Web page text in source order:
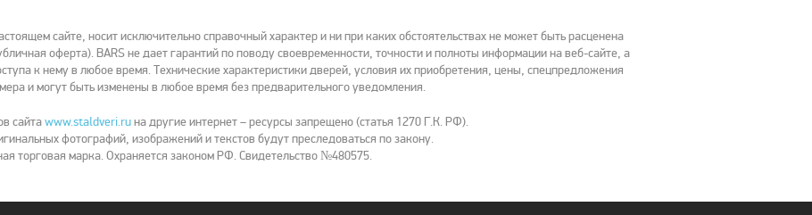
сайте, носит исключительно справочный характер и ни при каких обстоятельствах не может быть расценена
оферта). BARS не дает гарантий по поводу своевременности, точности и полноты информации на веб-сайте, а
к нему в любое время. Технические характеристики дверей, условия их приобретения, цены, спецпредложения
и могут быть изменены в любое время без предварительного уведомления.
сайтаwww.staldveri.ruна другие интернет – ресурсы запрещено (статья 1270 Г.К. РФ).
фотографий, изображений и текстов будут преследоваться по закону.
торговая марка. Охраняется законом РФ. Свидетельство №480575.